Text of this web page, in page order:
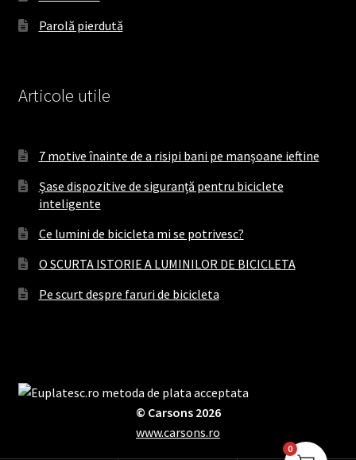
Parolă pierdută
Articole utile
7 motive înainte de a risipi bani pe manșoane ieftine
Șase dispozitive de siguranță pentru biciclete
inteligente
Ce lumini de bicicleta mi se potrivesc?
O SCURTA ISTORIE A LUMINILOR DE BICICLETA
Pe scurt despre faruri de bicicleta
© Carsons 2026
www.carsons.ro
0